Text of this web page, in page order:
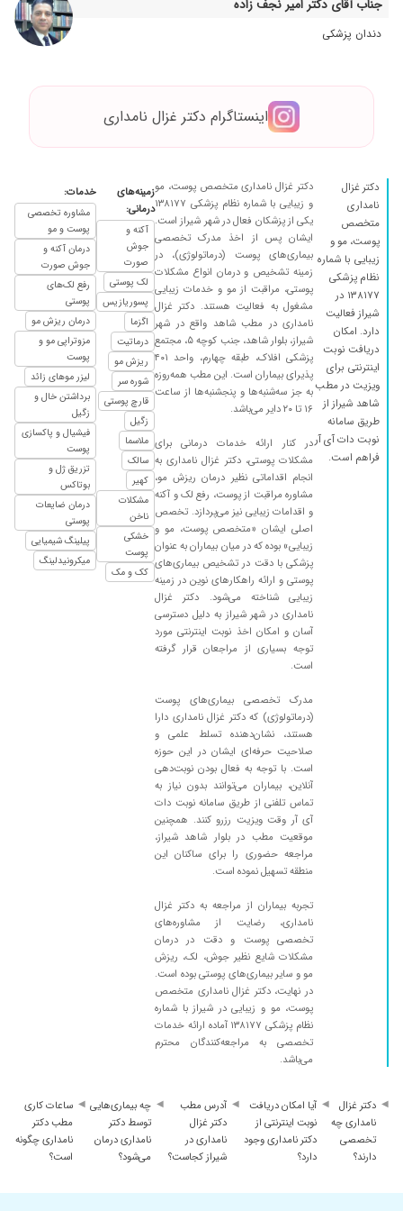
۱۴۰۴/۰۵/۲۱
۱۴۰۴/۰۱/۱۸
بسیارعالی
دکتر بسیار خوش اخلاق هستند برای اگزمای دستم ۱۴۰۵/۰۵/۱۴
بسیار عالی ۱۴۰۴/۰۷/۲۸
مشکل پوستی داشتم هنوز خوب نشدم ۱۴۰۳/۰۲/۰۹
عالی و درجه یک ۱۴۰۴/۰۲/۱۶
عالی برای پوست ۱۴۰۳/۰۵/۱۸
التهاب پوست داشتم ک ب مدت ده روز درمان شدم
و نتیجه ی عالی داشت
عدم رضایت ۱۴۰۳/۰۹/۲۲
عدم رضایت ۱۴۰۴/۱۱/۲۴
عالی بودن برای ۱۴۰۴/۰۲/۰۸
۱۴۰۴/۰۴/۱۷
ریزش مو سکه ای ۱۴۰۴/۰۵/۰۲
عالی بودن ۱۴۰۳/۰۲/۰۱
خیلی خوب ۱۴۰۱/۰۸/۱۸
عدم رضایت ۱۴۰۴/۰۵/۰۲
جناب آقای دکتر امیر نجف زاده
دندان پزشکی
اینستاگرام دکتر غزال نامداری
دکتر غزال
نامداری
متخصص
پوست، مو و
زیبایی با شماره
نظام پزشکی
۱۳۸۱۷۷ در
شیراز فعالیت
دارد. امکان
دریافت نوبت
اینترنتی برای
ویزیت در مطب
شاهد شیراز از
طریق سامانه
نوبت دات آی آر
فراهم است.
دکتر غزال نامداری متخصص پوست، مو
و زیبایی با شماره نظام پزشکی ۱۳۸۱۷۷
یکی از پزشکان فعال در شهر شیراز است.
ایشان پس از اخذ مدرک تخصصی
بیماری‌های پوست (درماتولوژی)، در
زمینه تشخیص و درمان انواع مشکلات
پوستی، مراقبت از مو و خدمات زیبایی
مشغول به فعالیت هستند. دکتر غزال
نامداری در مطب شاهد واقع در شهر
شیراز، بلوار شاهد، جنب کوچه ۵، مجتمع
پزشکی افلاک، طبقه چهارم، واحد ۴۰۱
پذیرای بیماران است. این مطب همه‌روزه
به جز سه‌شنبه‌ها و پنجشنبه‌ها از ساعت
۱۶ تا ۲۰ دایر می‌باشد.
در کنار ارائه خدمات درمانی برای
مشکلات پوستی، دکتر غزال نامداری به
انجام اقداماتی نظیر درمان ریزش مو،
مشاوره مراقبت از پوست، رفع لک و آکنه
و اقدامات زیبایی نیز می‌پردازد. تخصص
اصلی ایشان «متخصص پوست، مو و
زیبایی» بوده که در میان بیماران به عنوان
پزشکی با دقت در تشخیص بیماری‌های
پوستی و ارائه راهکارهای نوین در زمینه
زیبایی شناخته می‌شود. دکتر غزال
نامداری در شهر شیراز به دلیل دسترسی
آسان و امکان اخذ نوبت اینترنتی مورد
توجه بسیاری از مراجعان قرار گرفته
است.
مدرک تخصصی بیماری‌های پوست
(درماتولوژی) که دکتر غزال نامداری دارا
هستند، نشان‌دهنده تسلط علمی و
صلاحیت حرفه‌ای ایشان در این حوزه
است. با توجه به فعال بودن نوبت‌دهی
آنلاین، بیماران می‌توانند بدون نیاز به
تماس تلفنی از طریق سامانه نوبت دات
آی آر وقت ویزیت رزرو کنند. همچنین
موقعیت مطب در بلوار شاهد شیراز،
مراجعه حضوری را برای ساکنان این
منطقه تسهیل نموده است.
تجربه بیماران از مراجعه به دکتر غزال
نامداری، رضایت از مشاوره‌های
تخصصی پوست و دقت در درمان
مشکلات شایع نظیر جوش، لک، ریزش
مو و سایر بیماری‌های پوستی بوده است.
در نهایت، دکتر غزال نامداری متخصص
پوست، مو و زیبایی در شیراز با شماره
نظام پزشکی ۱۳۸۱۷۷ آماده ارائه خدمات
تخصصی به مراجعه‌کنندگان محترم
می‌باشد.
زمینه‌های
درمانی:
آکنه و
جوش
صورت
لک پوستی
پسوریازیس
اگزما
درماتیت
ریزش مو
شوره سر
قارچ پوستی
زگیل
ملاسما
سالک
کهیر
مشکلات
ناخن
خشکی
پوست
کک و مک
خدمات:
مشاوره تخصصی
پوست و مو
درمان آکنه و
جوش صورت
رفع لک‌های
پوستی
درمان ریزش مو
مزوتراپی مو و
پوست
لیزر موهای زائد
برداشتن خال و
زگیل
فیشیال و پاکسازی
پوست
تزریق ژل و
بوتاکس
درمان ضایعات
پوستی
پیلینگ شیمیایی
میکرونیدلینگ
دکتر غزال
نامداری چه
تخصصی
دارند؟
آیا امکان دریافت
نوبت اینترنتی از
دکتر نامداری وجود
دارد؟
آدرس مطب
دکتر غزال
نامداری در
شیراز کجاست؟
چه بیماری‌هایی
توسط دکتر
نامداری درمان
می‌شود؟
ساعات کاری
مطب دکتر
نامداری چگونه
است؟